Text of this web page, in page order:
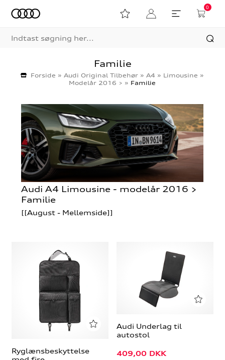
0
Familie
Forside »Audi Original Tilbehør »A4 » Limousine »
Modelår 2016 > » Familie
Audi A4 Limousine - modelår 2016 >
Familie
[[August - Mellemside]]
Ryglænsbeskyttelse
Audi Underlag til
autostol
409,00 DKK